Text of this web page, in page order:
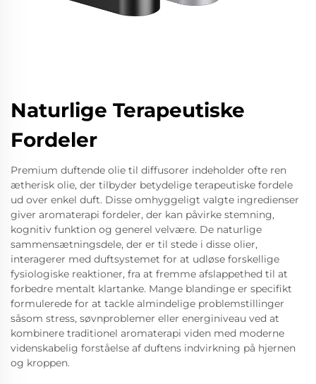
Naturlige Terapeutiske
Fordeler
Premium duftende olie til diffusorer indeholder ofte ren
ætherisk olie, der tilbyder betydelige terapeutiske fordele
ud over enkel duft. Disse omhyggeligt valgte ingredienser
giver aromaterapi fordeler, der kan påvirke stemning,
kognitiv funktion og generel velvære. De naturlige
sammensætningsdele, der er til stede i disse olier,
interagerer med duftsystemet for at udløse forskellige
fysiologiske reaktioner, fra at fremme afslappethed til at
forbedre mentalt klartanke. Mange blandinge er specifikt
formulerede for at tackle almindelige problemstillinger
såsom stress, søvnproblemer eller energiniveau ved at
kombinere traditionel aromaterapi viden med moderne
videnskabelig forståelse af duftens indvirkning på hjernen
og kroppen.